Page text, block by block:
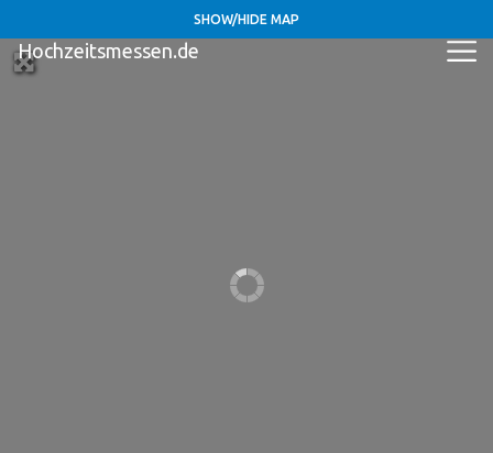
Hochzeitsmessen.de
SHOW/HIDE MAP